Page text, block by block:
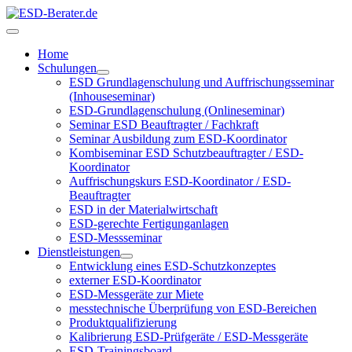
Home
Schulungen
ESD Grundlagenschulung und Auffrischungsseminar
(Inhouseseminar)
ESD-Grundlagenschulung (Onlineseminar)
Seminar ESD Beauftragter / Fachkraft
Seminar Ausbildung zum ESD-Koordinator
Kombiseminar ESD Schutzbeauftragter / ESD-
Koordinator
Auffrischungskurs ESD-Koordinator / ESD-
Beauftragter
ESD in der Materialwirtschaft
ESD-gerechte Fertigunganlagen
ESD-Messseminar
Dienstleistungen
Entwicklung eines ESD-Schutzkonzeptes
externer ESD-Koordinator
ESD-Messgeräte zur Miete
messtechnische Überprüfung von ESD-Bereichen
Produktqualifizierung
Kalibrierung ESD-Prüfgeräte / ESD-Messgeräte